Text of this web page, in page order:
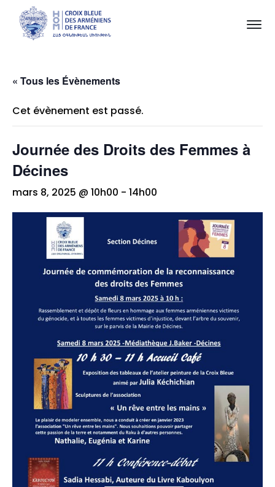
« Tous les Évènements
Cet évènement est passé.
Journée des Droits des Femmes à
Décines
mars 8, 2025 @ 10h00 - 14h00